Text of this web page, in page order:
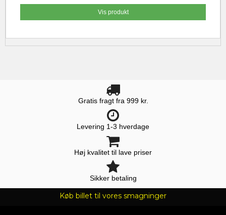
Vis produkt
Gratis fragt fra 999 kr.
Levering 1-3 hverdage
Høj kvalitet til lave priser
Sikker betaling
Køb billet til vores smagninger